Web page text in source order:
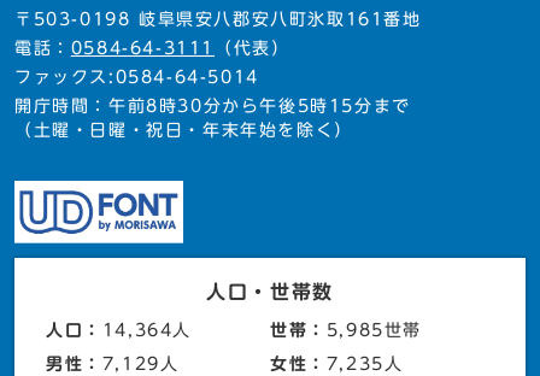
〒503-0198 岐阜県安八郡安八町氷取161番地
電話： 0584-64-3111
（代表）
ファックス:0584-64-5014
開庁時間：午前8時30分から午後5時15分まで
（土曜・日曜・祝日・年末年始を除く）
人口・世帯数
人口： 14,364人 世帯： 5,985世帯
男性： 7,129人 女性： 7,235人